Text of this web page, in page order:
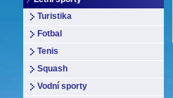
Turistika
Fotbal
Tenis
Squash
Vodní sporty